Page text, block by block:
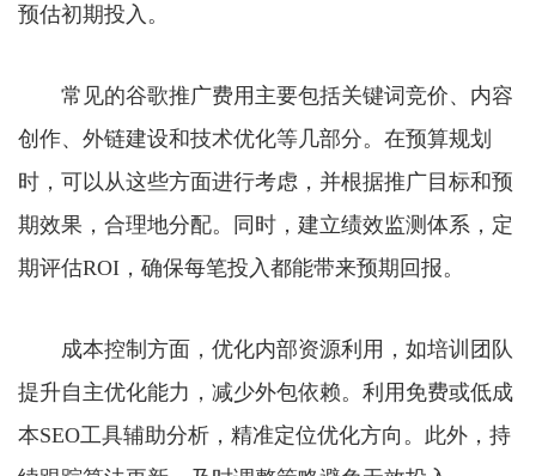
预估初期投入。
常见的谷歌推广费用主要包括关键词竞价、内容
创作、外链建设和技术优化等几部分。在预算规划
时，可以从这些方面进行考虑，并根据推广目标和预
期效果，合理地分配。同时，建立绩效监测体系，定
期评估ROI，确保每笔投入都能带来预期回报。
成本控制方面，优化内部资源利用，如培训团队
提升自主优化能力，减少外包依赖。利用免费或低成
本SEO工具辅助分析，精准定位优化方向。此外，持